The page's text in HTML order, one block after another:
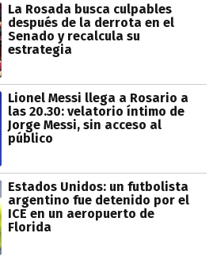
La Rosada busca culpables
después de la derrota en el
Senado y recalcula su
estrategia
Lionel Messi llega a Rosario a
las 20.30: velatorio íntimo de
Jorge Messi, sin acceso al
público
Estados Unidos: un futbolista
argentino fue detenido por el
ICE en un aeropuerto de
Florida